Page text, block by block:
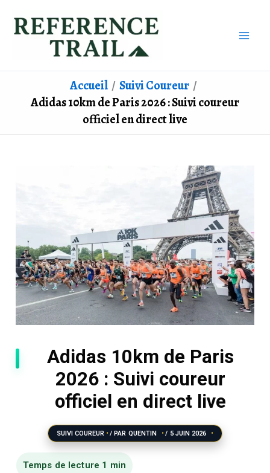
Accueil
Suivi Coureur
Adidas 10km de Paris 2026 : Suivi coureur
officiel en direct live
Adidas 10km de Paris
2026 : Suivi coureur
officiel en direct live
SUIVI COUREUR / PAR QUENTIN / 5 JUIN 2026